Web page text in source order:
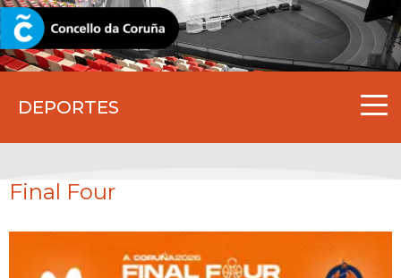
DEPORTES
CORUNA.GAL
Final Four